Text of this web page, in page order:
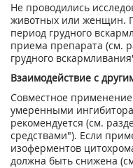
Не проводились
животных или женщин.
период грудного
приема препарата (см.
грудного
Взаимодействие с
Совместное
умеренными
рекомендуется (см.
средствами"). Если
изоферментов
должна быть снижена